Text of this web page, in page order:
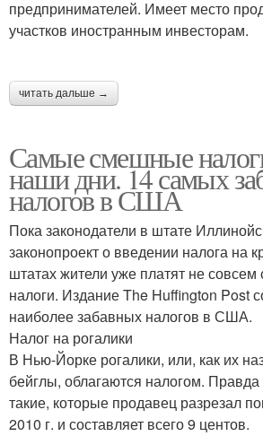
предпринимателей. Имеет место
участков иностранным инвесторам.
читать дальше →
Самые смешные
наши дни. 14 самых
налогов в США
Пока законодатели в штате
законопроект о введении налога на
штатах жители уже платят не совсем
налоги. Издание The Huffington Post
наиболее забавных налогов в США.
Налог на рогалики
В Нью-Йорке рогалики, или, как их
бейглы, облагаются налогом.
такие, которые продавец разрезал
2010 г. и составляет всего 9 центов.